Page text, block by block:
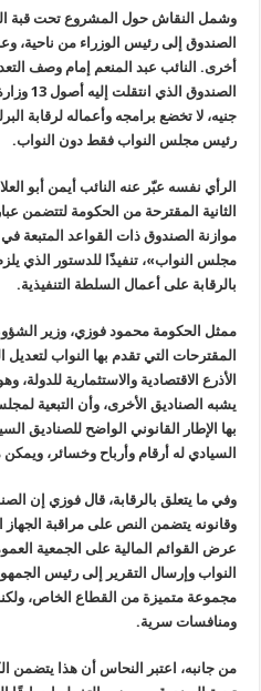
وشمل النقاش حول المشروع تحت قبة
الصندوق إلى رئيس الوزراء من ناحية،
أخرى. النائب عبد المنعم إمام وصف
جنيه، لا تخضع برامجه وأعماله لرقابة
رئيس مجلس النواب فقط دون النواب.
الرأي نفسه عبّر عنه النائب أيمن أبو
الثانية المقترحة من الحكومة لتتضمن
موازنة الصندوق ذات القواعد المتبعة في
بالرقابة على أعمال السلطة التنفيذية.
ممثل الحكومة محمود فوزي، وزير
المقترحات التي تقدم بها النواب
الأذرع الاقتصادية والاستثمارية
يشبه الصناديق الأخرى، وأن التبعية
بها الإطار القانوني الواضح للصناديق
السيادي له أرقام وأرباح وخسائر، ويمكن
وفي ما يتعلق بالرقابة، قال فوزي إن
وقانونه يتضمن النص على مراقبة
عرض القوائم المالية على الجمعية
النواب وإرسال التقرير إلى رئيس
مجموعة متميزة من القطاع الخاص،
ومنافسات سرية.
من جانبه، اعتبر النحاس أن هذا يتضمن